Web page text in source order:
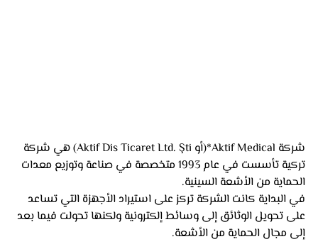
شركة Aktif Medical*(أو Aktif Dis Ticaret Ltd. Şti) هي شركة
تركية تأسست في عام 1993 متخصصة في صناعة وتوزيع معدات
الحماية من الأشعة السينية.
في البداية كانت الشركة تركز على استيراد الأجهزة التي تساعد
على تحويل الوثائق إلى وسائط إلكترونية ولكنها تحولت فيما بعد
إلى مجال الحماية من الأشعة.